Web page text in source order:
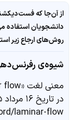
از آن‌جا که
دانشجویان استفاده
روش‌های ارجاع زیر
شیوه‌ی
معنی لغت «laminar flow» در
laminar-flow